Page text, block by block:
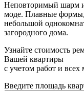
Неповторимый шарм
моде. Плавные формы,
небольшой
загородного дома.
Узнайте стоимость
Вашей квартиры
с учетом работ и всех
Введите площадь